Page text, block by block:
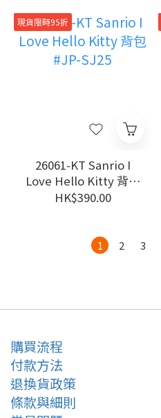
現貨限時95折
26061-KT Sanrio I
Love Hello Kitty 背包
#JP-SJ25
HK$390.00
1 2 3
購買流程
付款方法
退換貨政策
條款與細則